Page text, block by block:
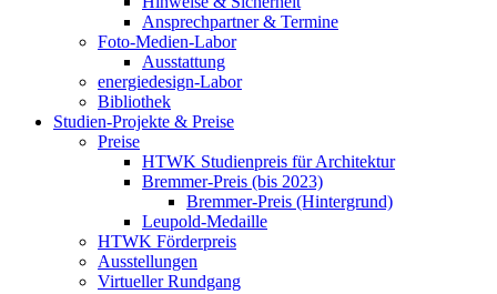
Ansprechpartner & Termine
Foto-Medien-Labor
Ausstattung
energiedesign-Labor
Bibliothek
Studien-Projekte & Preise
Preise
HTWK Studienpreis für Architektur
Bremmer-Preis (bis 2023)
Bremmer-Preis (Hintergrund)
Leupold-Medaille
HTWK Förderpreis
Ausstellungen
Virtueller Rundgang